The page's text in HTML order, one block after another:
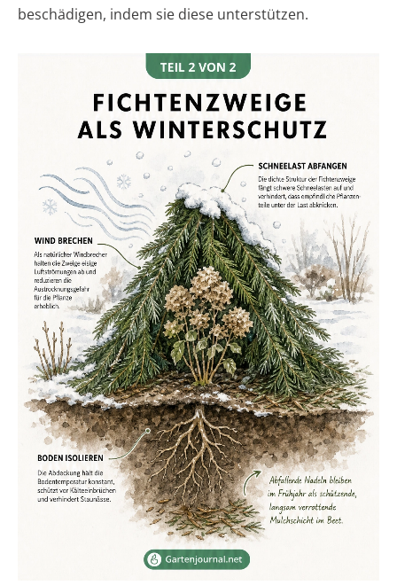
beschädigen, indem sie diese unterstützen.